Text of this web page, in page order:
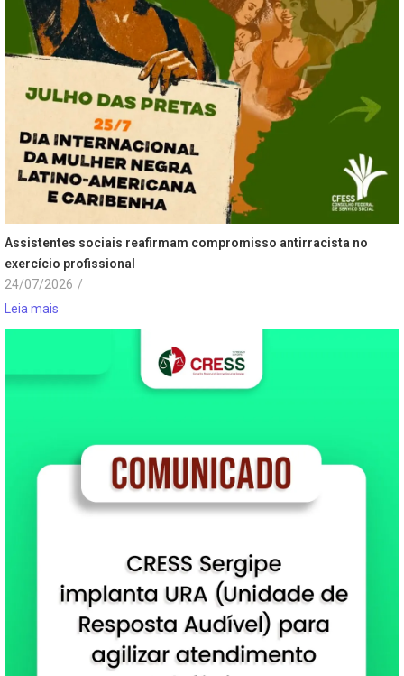
Assistentes sociais reafirmam compromisso antirracista no
exercício profissional
24/07/2026 /
Leia mais